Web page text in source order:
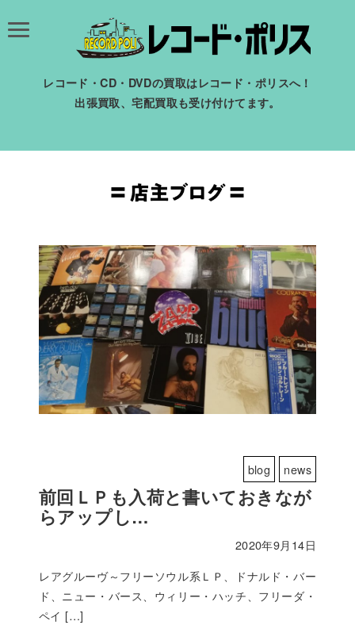
レコード・CD・DVDの買取はレコード・ポリスへ！
出張買取、宅配買取も受け付けてます。
blog news
前回ＬＰも入荷と書いておきなが
らアップし…
2020年9月14日
レアグルーヴ～フリーソウル系ＬＰ、ドナルド・バー
ド、ニュー・バース、ウィリー・ハッチ、フリーダ・
ペイ […]